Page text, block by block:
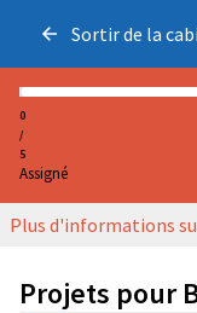
Sortir de la
0
/
5
Assigné
Plus d'informations
Projets pour